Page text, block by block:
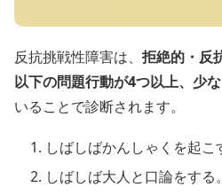
反抗挑戦性障害は、 拒絶的・反
以下の問題行動が4つ以上、少
いることで診断されます。
しばしばかんしゃくを起こ
しばしば大人と口論をする。